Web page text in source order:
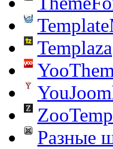
Templaza
Разные